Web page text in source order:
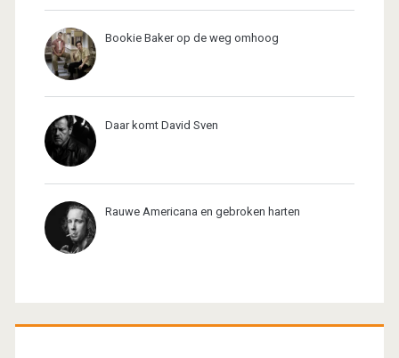
Bookie Baker op de weg omhoog
Daar komt David Sven
Rauwe Americana en gebroken harten